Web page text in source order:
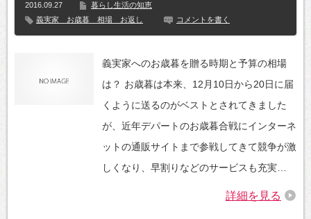
2016.09.27
暮らし生活の知恵
義実家 お歳暮 相場 お返し
コメントを書く
義実家へのお歳暮を贈る時期と予算の相場
は？ お歳暮は本来、12月10日から20日に届
くように送るのがベストとされてきました
が、近年デパートのお歳暮合戦にインターネ
ットの通販サイトまで参戦してきて競争が激
しくなり、早割りなどのサービスも充実…
詳細を見る